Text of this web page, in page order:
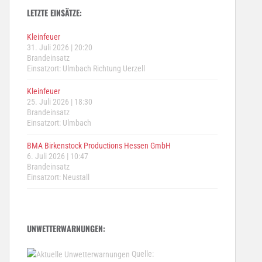
LETZTE EINSÄTZE:
Kleinfeuer
31. Juli 2026 | 20:20
Brandeinsatz
Einsatzort: Ulmbach Richtung Uerzell
Kleinfeuer
25. Juli 2026 | 18:30
Brandeinsatz
Einsatzort: Ulmbach
BMA Birkenstock Productions Hessen GmbH
6. Juli 2026 | 10:47
Brandeinsatz
Einsatzort: Neustall
UNWETTERWARNUNGEN:
Quelle: